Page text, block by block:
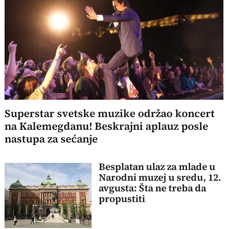
Superstar svetske muzike održao koncert
na Kalemegdanu! Beskrajni aplauz posle
nastupa za sećanje
Besplatan ulaz za mlade u
Narodni muzej u sredu, 12.
avgusta: Šta ne treba da
propustiti